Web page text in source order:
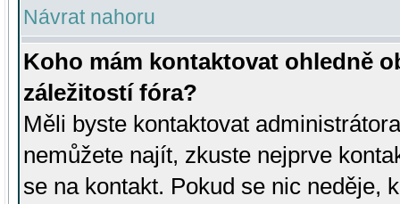
Návrat nahoru
Koho mám kontaktovat ohledně
záležitostí fóra?
Měli byste kontaktovat
nemůžete najít, zkuste nejprve
se na kontakt. Pokud se nic neděje,